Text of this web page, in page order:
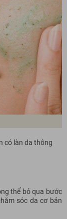
có làn da thông
thể bỏ qua bước
sóc da cơ bản